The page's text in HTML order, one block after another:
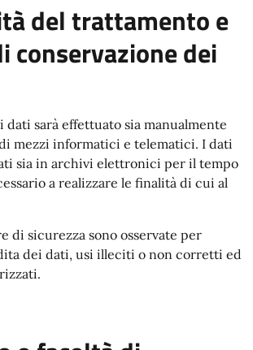
del trattamento e
conservazione dei
sarà effettuato sia manualmente
mezzi informatici e telematici. I dati
sia in archivi elettronici per il tempo
a realizzare le finalità di cui al
di sicurezza sono osservate per
dei dati, usi illeciti o non corretti ed